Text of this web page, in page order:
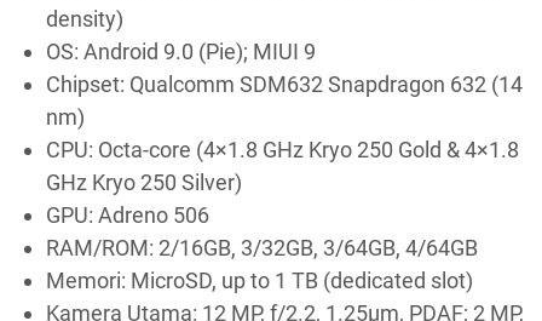
density)
OS: Android 9.0 (Pie); MIUI 9
Chipset: Qualcomm SDM632 Snapdragon 632 (14
nm)
CPU: Octa-core (4×1.8 GHz Kryo 250 Gold & 4×1.8
GHz Kryo 250 Silver)
GPU: Adreno 506
RAM/ROM: 2/16GB, 3/32GB, 3/64GB, 4/64GB
Memori: MicroSD, up to 1 TB (dedicated slot)
Kamera Utama: 12 MP, f/2.2, 1.25µm, PDAF; 2 MP,